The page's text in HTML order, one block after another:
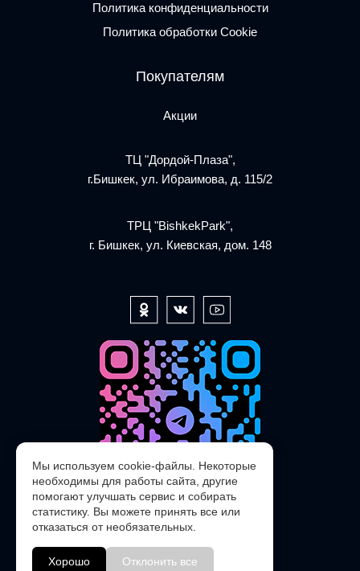
Политика конфиденциальности
Политика обработки Cookie
Покупателям
Акции
ТЦ "Дордой-Плаза",
г.Бишкек, ул. Ибраимова, д. 115/2
ТРЦ "BishkekPark",
г. Бишкек, ул. Киевская, дом. 148
@POLARIS_SERVICE_KG_bot
Мы используем cookie-файлы. Некоторые
необходимы для работы сайта, другие
помогают улучшать сервис и собирать
статистику. Вы можете принять все или
отказаться от необязательных.
Хорошо Отклонить все